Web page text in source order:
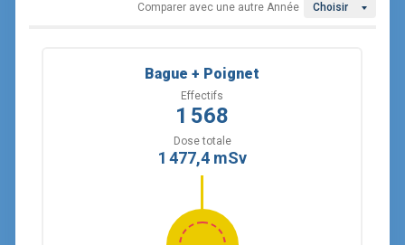
Choisir
Comparer avec une autre Année
Bague + Poignet
Effectifs
1 568
Dose totale
1 477,4 mSv